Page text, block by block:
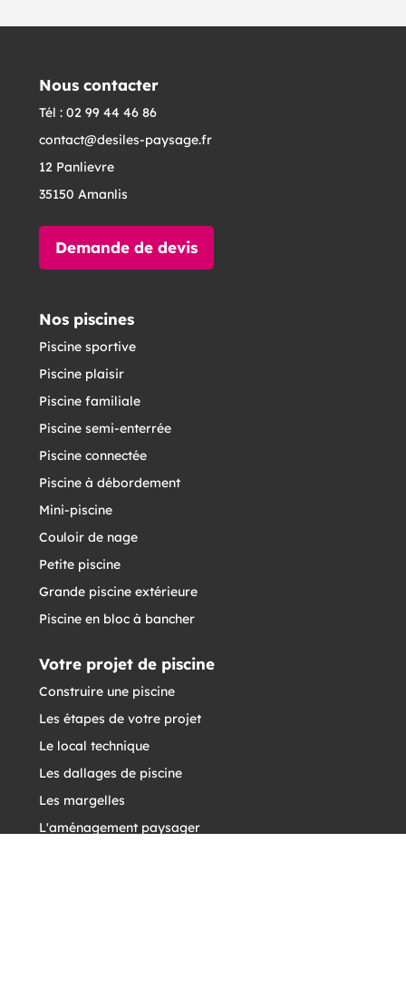
Nous contacter
Tél : 02 99 44 46 86
contact@desiles-paysage.fr
12 Panlievre
35150 Amanlis
Demande de devis
Nos piscines
Piscine sportive
Piscine plaisir
Piscine familiale
Piscine semi-enterrée
Piscine connectée
Piscine à débordement
Mini-piscine
Couloir de nage
Petite piscine
Grande piscine extérieure
Piscine en bloc à bancher
Votre projet de piscine
Construire une piscine
Les étapes de votre projet
Le local technique
Les dallages de piscine
Les margelles
L'aménagement paysager